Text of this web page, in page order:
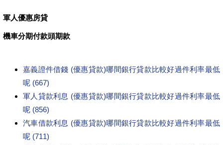
軍人優惠房貸
機車分期付款頭期款
嘉義證件借錢 (優惠貸款)哪間銀行貸款比較好過件利率最低
呢 (667)
軍人貸款利息 (優惠貸款)哪間銀行貸款比較好過件利率最低
呢 (856)
汽車借款利息 (優惠貸款)哪間銀行貸款比較好過件利率最低
呢 (711)